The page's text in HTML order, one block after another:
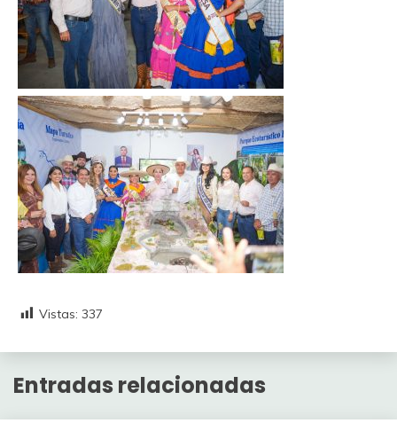
Vistas: 337
Entradas relacionadas